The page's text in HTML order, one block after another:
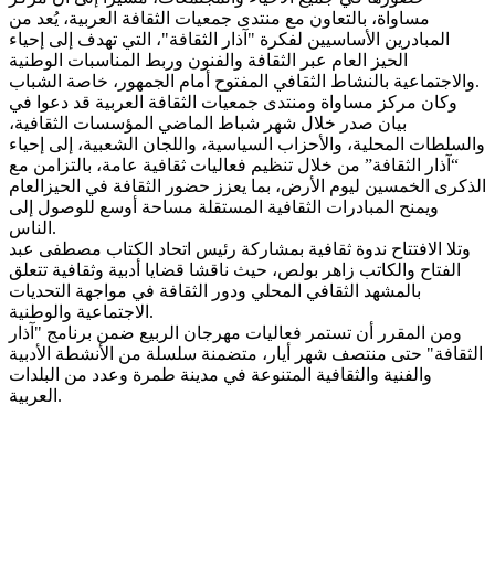
مساواة، بالتعاون مع منتدى جمعيات الثقافة العربية، يُعد من
المبادرين الأساسيين لفكرة "آذار الثقافة"، التي تهدف إلى إحياء
الحيز العام عبر الثقافة والفنون وربط المناسبات الوطنية
والاجتماعية بالنشاط الثقافي المفتوح أمام الجمهور، خاصة الشباب.
وكان مركز مساواة ومنتدى جمعيات الثقافة العربية قد دعوا في
بيان صدر خلال شهر شباط الماضي المؤسسات الثقافية،
والسلطات المحلية، والأحزاب السياسية، واللجان الشعبية، إلى إحياء
“آذار الثقافة” من خلال تنظيم فعاليات ثقافية عامة، بالتزامن مع
الذكرى الخمسين ليوم الأرض، بما يعزز حضور الثقافة في الحيزالعام
ويمنح المبادرات الثقافية المستقلة مساحة أوسع للوصول إلى
الناس.
وتلا الافتتاح ندوة ثقافية بمشاركة رئيس اتحاد الكتاب مصطفى عبد
الفتاح والكاتب زاهر بولص، حيث ناقشا قضايا أدبية وثقافية تتعلق
بالمشهد الثقافي المحلي ودور الثقافة في مواجهة التحديات
الاجتماعية والوطنية.
ومن المقرر أن تستمر فعاليات مهرجان الربيع ضمن برنامج "آذار
الثقافة" حتى منتصف شهر أيار، متضمنة سلسلة من الأنشطة الأدبية
والفنية والثقافية المتنوعة في مدينة طمرة وعدد من البلدات
العربية.